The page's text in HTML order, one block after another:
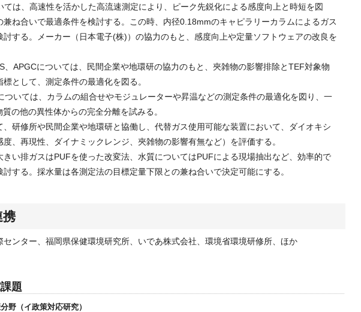
は、高速性を活かした高流速測定により、ピーク先鋭化による感度向上と時短を図
兼ね合いで最適条件を検討する。この時、内径0.18mmのキャピラリーカラムによるガス
討する。メーカー（日本電子(株)）の協力のもと、感度向上や定量ソフトウェアの改良を
APGCについては、民間企業や地環研の協力のもと、夾雑物の影響排除とTEF対象物
として、測定条件の最適化を図る。
いては、カラムの組合せやモジュレーターや昇温などの測定条件の最適化を図り、一
の他の異性体からの完全分離を試みる。
研修所や民間企業や地環研と協働し、代替ガス使用可能な装置において、ダイオキシ
度、再現性、ダイナミックレンジ、夾雑物の影響有無など）を評価する。
い排ガスはPUFを使った改変法、水質についてはPUFによる現場抽出など、効率的で
する。採水量は各測定法の目標定量下限との兼ね合いで決定可能にする。
携
センター、福岡県保健環境研究所、いであ株式会社、環境省環境研修所、ほか
題
野（イ政策対応研究）